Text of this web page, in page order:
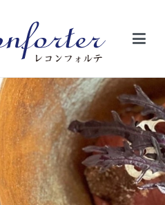
・千里山/フレンチ（フラ
ゆっくり素材そのものの旨さを閉